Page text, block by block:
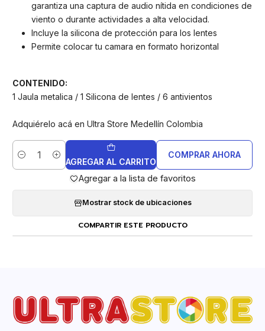
garantiza una captura de audio nítida en condiciones de
viento o durante actividades a alta velocidad.
Incluye la silicona de protección para los lentes
Permite colocar tu camara en formato horizontal
CONTENIDO:
1 Jaula metalica / 1 Silicona de lentes / 6 antivientos
Adquiérelo acá en Ultra Store Medellín Colombia
Cantidad AGREGAR AL CARRITO
COMPRAR AHORA
Agregar a la lista de favoritos
Mostrar stock de ubicaciones
COMPARTIR ESTE PRODUCTO